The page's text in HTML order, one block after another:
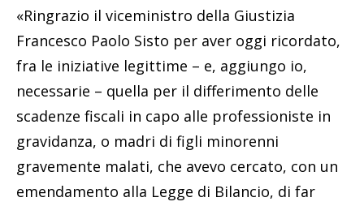
«Ringrazio il viceministro della Giustizia
Francesco Paolo Sisto per aver oggi ricordato,
fra le iniziative legittime – e, aggiungo io,
necessarie – quella per il differimento delle
scadenze fiscali in capo alle professioniste in
gravidanza, o madri di figli minorenni
gravemente malati, che avevo cercato, con un
emendamento alla Legge di Bilancio, di far